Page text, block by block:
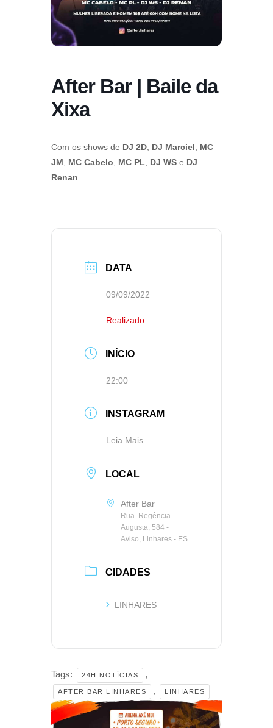
After Bar | Baile da
Xixa
Com os shows de DJ 2D DJ Marciel
MC
JM
MC Cabelo MC PL DJ WS e DJ
Renan
DATA
09/09/2022
Realizado
INÍCIO
22:00
INSTAGRAM
Leia Mais
LOCAL
After Bar
Rua. Regência
Augusta, 584 -
Aviso, Linhares - ES
CIDADES
LINHARES
Tags: 24H NOTÍCIAS ,
AFTER BAR LINHARES , LINHARES